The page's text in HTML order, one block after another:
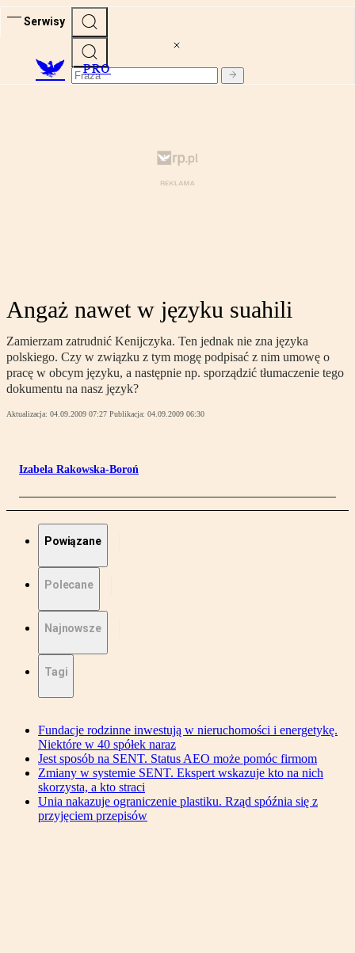
Serwisy
PRO
Angaż nawet w języku suahili
Zamierzam zatrudnić Kenijczyka. Ten jednak nie zna języka
polskiego. Czy w związku z tym mogę podpisać z nim umowę o
pracę w obcym języku, a następnie np. sporządzić tłumaczenie tego
dokumentu na nasz język?
Aktualizacja: 04.09.2009 07:27 Publikacja: 04.09.2009 06:30
Izabela Rakowska-Boroń
Powiązane
Polecane
Najnowsze
Tagi
Fundacje rodzinne inwestują w nieruchomości i energetykę.
Niektóre w 40 spółek naraz
Jest sposób na SENT. Status AEO może pomóc firmom
Zmiany w systemie SENT. Ekspert wskazuje kto na nich
skorzysta, a kto straci
Unia nakazuje ograniczenie plastiku. Rząd spóźnia się z
przyjęciem przepisów